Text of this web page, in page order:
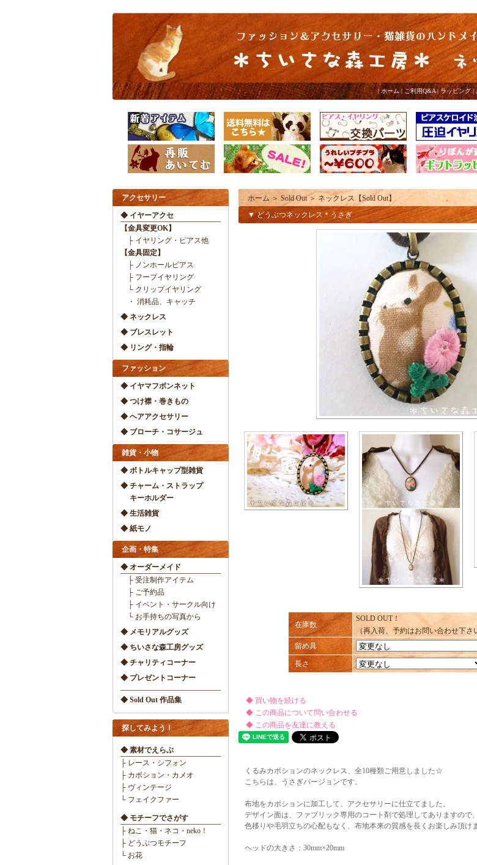
|ホーム | ご利用Q&A| ラッピング|
アクセサリー
◆ イヤーアクセ
【金具変更OK】
├ イヤリング・ピアス他
【金具固定】
├ ノンホールピアス
├ フープイヤリング
└ クリップイヤリング
・ 消耗品、キャッチ
◆ ネックレス
◆ ブレスレット
◆ リング・指輪
ファッション
◆ イヤマフボンネット
◆ つけ襟・巻きもの
◆ ヘアアクセサリー
◆ ブローチ・コサージュ
雑貨・小物
◆ ボトルキャップ型雑貨
◆ チャーム・ストラップ
キーホルダー
◆ 生活雑貨
◆ 紙モノ
企画・特集
◆ オーダーメイド
├ 受注制作アイテム
├ ご予約品
├ イベント・サークル向け
└ お手持ちの写真から
◆ メモリアルグッズ
◆ ちいさな森工房グッズ
◆ チャリティコーナー
◆ プレゼントコーナー
◆ Sold Out 作品集
探してみよう！
◆ 素材でえらぶ
├ レース・シフォン
├ カボション・カメオ
├ ヴィンテージ
└ フェイクファー
◆ モチーフでさがす
├ ねこ・猫・ネコ・neko！
├ どうぶつモチーフ
└ お花
ホーム ＞ Sold Out ＞ ネックレス【Sold Out】
▼ どうぶつネックレス＊うさぎ
在庫数
SOLD OUT！
（再入荷、予約はお問い合わせ下さ
留め具
長さ
◆ 買い物を続ける
◆ この商品について問い合わせる
◆ この商品を友達に教える
くるみカボションのネックレス、全10種類ご用意しました☆
こちらは、うさぎバージョンです。
布地をカボションに加工して、アクセサリーに仕立てました。
デザイン面は、ファブリック専用のコート剤で処理してありますので、
色移りや毛羽立ちの心配もなく、布地本来の質感を長くお楽しみ頂けま
ヘッドの大きさ：30mm×20mm